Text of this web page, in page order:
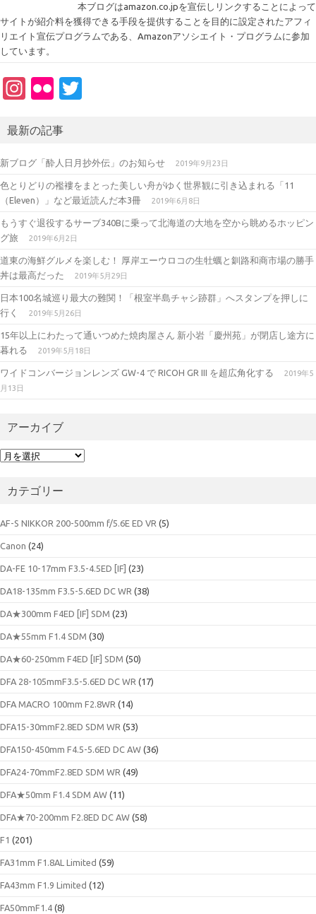
本ブログはamazon.co.jpを宣伝しリンクすることによって
サイトが紹介料を獲得できる手段を提供することを目的に設定されたアフィ
リエイト宣伝プログラムである、Amazonアソシエイト・プログラムに参加
しています。
In
a
gr
a
m
Fl
kr
te
r
最新の記事
新ブログ「酔人日月抄外伝」のお知らせ 2019年9月23日
色とりどりの襤褸をまとった美しい舟がゆく世界観に引き込まれる「11
（Eleven）」など最近読んだ本3冊
2019年6月8日
もうすぐ退役するサーブ340Bに乗って北海道の大地を空から眺めるホッピン
グ旅
2019年6月2日
道東の海鮮グルメを楽しむ！ 厚岸エーウロコの生牡蠣と釧路和商市場の勝手
丼は最高だった
2019年5月29日
日本100名城巡り最大の難関！「根室半島チャシ跡群」へスタンプを押しに
行く
2019年5月26日
15年以上にわたって通いつめた焼肉屋さん 新小岩「慶州苑」が閉店し途方に
暮れる
2019年5月18日
ワイドコンバージョンレンズ GW-4 で RICOH GR III を超広角化する
2019年5
月13日
アーカイブ
ア
イカテゴリー
AF-S NIKKOR 200-500mm f/5.6E ED VR (5)
Canon (24)
DA-FE 10-17mm F3.5-4.5ED [IF] (23)
DA18-135mm F3.5-5.6ED DC WR (38)
DA★300mm F4ED [IF] SDM (23)
DA★55mm F1.4 SDM (30)
DA★60-250mm F4ED [IF] SDM (50)
DFA 28-105mmF3.5-5.6ED DC WR (17)
DFA MACRO 100mm F2.8WR (14)
DFA15-30mmF2.8ED SDM WR (53)
DFA150-450mm F4.5-5.6ED DC AW (36)
DFA24-70mmF2.8ED SDM WR (49)
DFA★50mm F1.4 SDM AW (11)
DFA★70-200mm F2.8ED DC AW (58)
F1 (201)
FA31mm F1.8AL Limited (59)
FA43mm F1.9 Limited (12)
FA50mmF1.4 (8)